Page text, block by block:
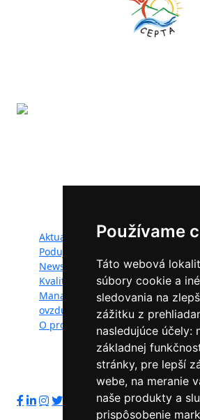
Používame
Táto webová
súbory cookie a
sledovania na
zážitku z
nasledujúce účely:
základnej
stránky, pre lepší
webe, na meranie
naše produkty a
prispôsobenie
Aktuality
Podujatia
Newsletter
Kvalita ovzdušia
Manažéri kvality
ovzdušia
O projekte
Sledujte nás: